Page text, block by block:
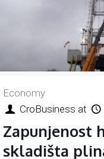
Economy
CroBusiness at
Zapunjenost
skladišta